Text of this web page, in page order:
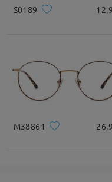
S0189
M38861